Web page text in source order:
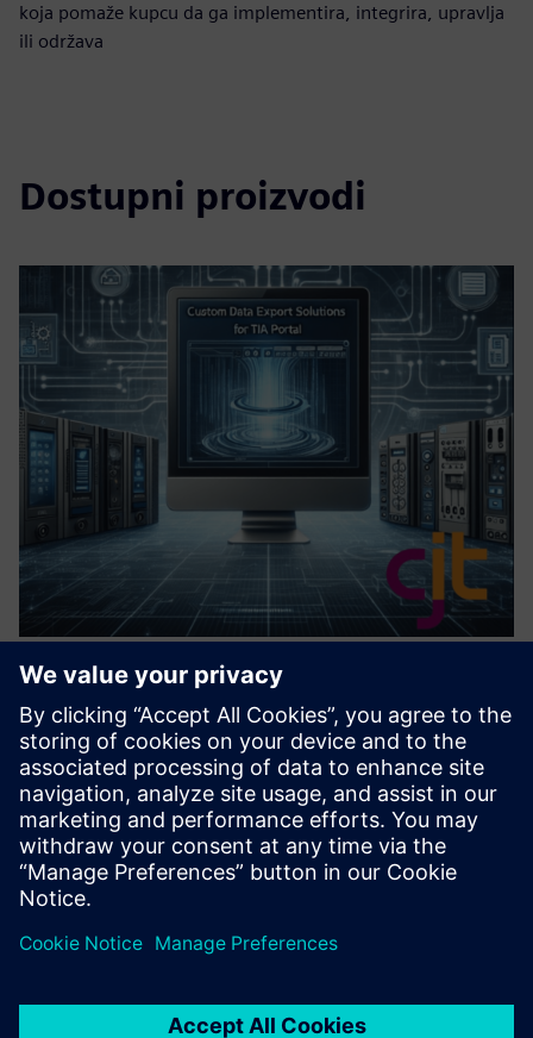
koja pomaže kupcu da ga implementira, integrira, upravlja
ili održava
Dostupni proizvodi
Custom Data Export Solutions for
TIA Portal
Naša usluga osmišljena je tako da premosti jaz između TIA
Portal portala i alata trećih strana koji pružaju prilagođena
rješenja za besprijekoran izvoz i uvoz podataka.
Saznajte više